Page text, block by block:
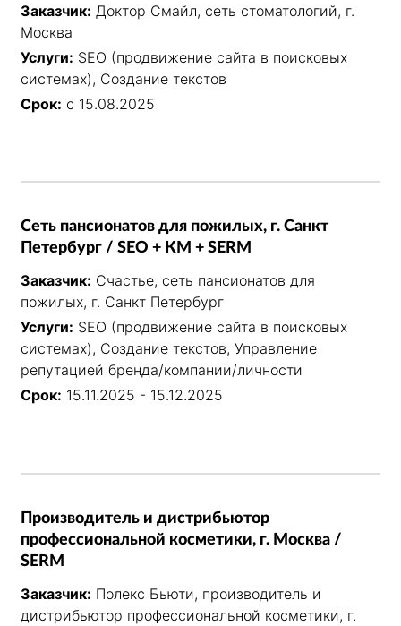
Заказчик: Доктор Смайл, сеть стоматологий, г.
Москва
Услуги: SEO (продвижение сайта в поисковых
системах), Создание текстов
Срок: с 15.08.2025
Сеть пансионатов для пожилых, г. Санкт
Петербург / SEO + КМ + SERM
Заказчик: Счастье, сеть пансионатов для
пожилых, г. Санкт Петербург
Услуги: SEO (продвижение сайта в поисковых
системах), Создание текстов, Управление
репутацией бренда/компании/личности
Срок: 15.11.2025 - 15.12.2025
Производитель и дистрибьютор
профессиональной косметики, г. Москва /
SERM
Заказчик: Полекс Бьюти, производитель и
дистрибьютор профессиональной косметики, г.